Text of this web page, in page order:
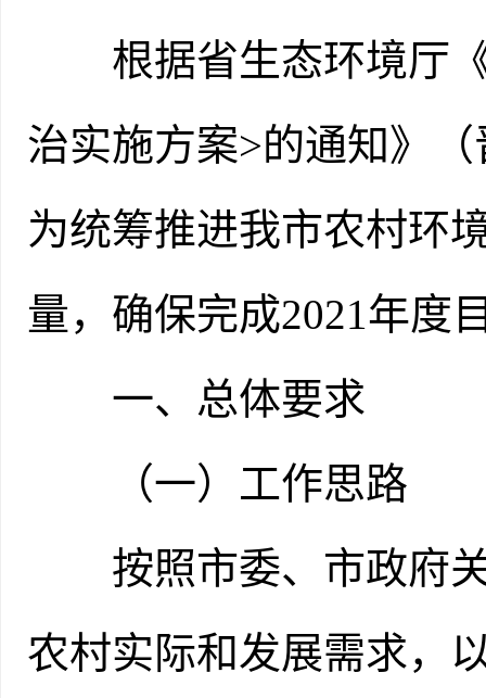
根据省生态环境厅《
治实施方案>的通知》
为统筹推进我市农村环
量，确保完成2021年度
一、总体要求
（一）工作思路
按照市委、市政府关
农村实际和发展需求，